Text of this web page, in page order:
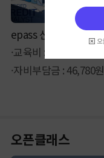
epass 신용분석사 1부
·교육비 : 103,950원
·자비부담금 : 46,780원
오픈클래스